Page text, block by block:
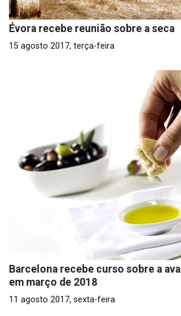
Évora recebe reunião sobre a seca
15 agosto 2017, terça-feira
Barcelona recebe curso sobre a
em março de 2018
11 agosto 2017, sexta-feira